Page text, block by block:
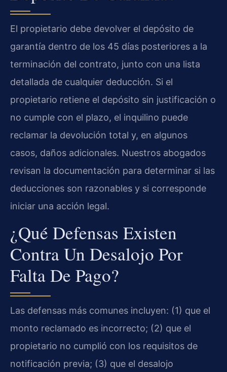
El propietario debe devolver el depósito de
garantía dentro de los 45 días posteriores a la
terminación del contrato, junto con una lista
detallada de cualquier deducción. Si el
propietario retiene el depósito sin justificación o
no cumple con el plazo, el inquilino puede
reclamar la devolución total y, en algunos
casos, daños adicionales. Nuestros abogados
revisan la documentación para determinar si las
deducciones son razonables y si corresponde
iniciar una acción legal.
¿Qué Defensas Existen
Contra Un Desalojo Por
Falta De Pago?
Las defensas más comunes incluyen: (1) que el
monto reclamado es incorrecto; (2) que el
propietario no cumplió con los requisitos de
notificación previa; (3) que el desalojo